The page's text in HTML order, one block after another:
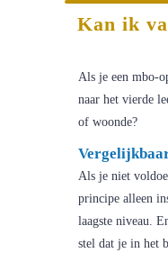
Kan ik
Als je een mbo-
naar het vierde
of woonde?
Als je niet
principe alleen
laagste niveau.
stel dat je in het